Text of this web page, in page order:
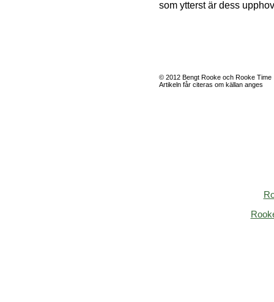
som ytterst är dess
© 2012 Bengt Rooke och Rooke Time
Artikeln får citeras om källan anges